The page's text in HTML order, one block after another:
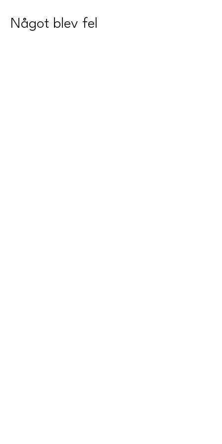
Något blev fel